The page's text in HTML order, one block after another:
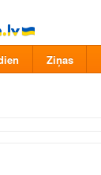
Ziņas